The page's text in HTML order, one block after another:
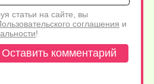
статьи на сайте, вы
соглашения и
!